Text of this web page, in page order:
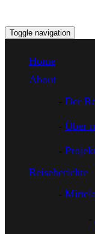
Toggle navigation
Home
About
Der
Über
Reiseberichte